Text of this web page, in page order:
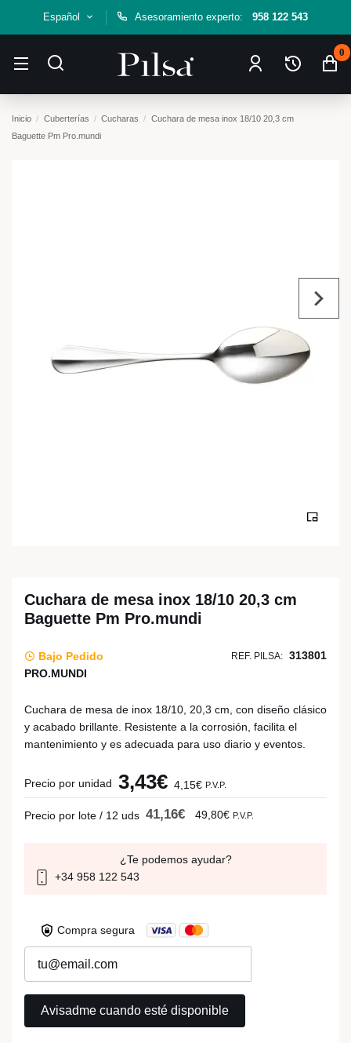
Español Asesoramiento experto: 958 122 543
0
Inicio Cuberterías Cucharas
Cuchara de mesa inox 18/10 20,3 cm
Baguette Pm Pro.mundi
Cuchara de mesa inox 18/10 20,3 cm
Baguette Pm Pro.mundi
Bajo Pedido REF. PILSA: 313801
PRO.MUNDI
Cuchara de mesa de inox 18/10, 20,3 cm, con diseño clásico
y acabado brillante. Resistente a la corrosión, facilita el
mantenimiento y es adecuada para uso diario y eventos.
Precio por unidad 3,43€ 4,15€ P.V.P.
Precio por lote / 12 uds 41,16€ 49,80€ P.V.P.
¿Te podemos ayudar?
+34 958 122 543
Compra segura